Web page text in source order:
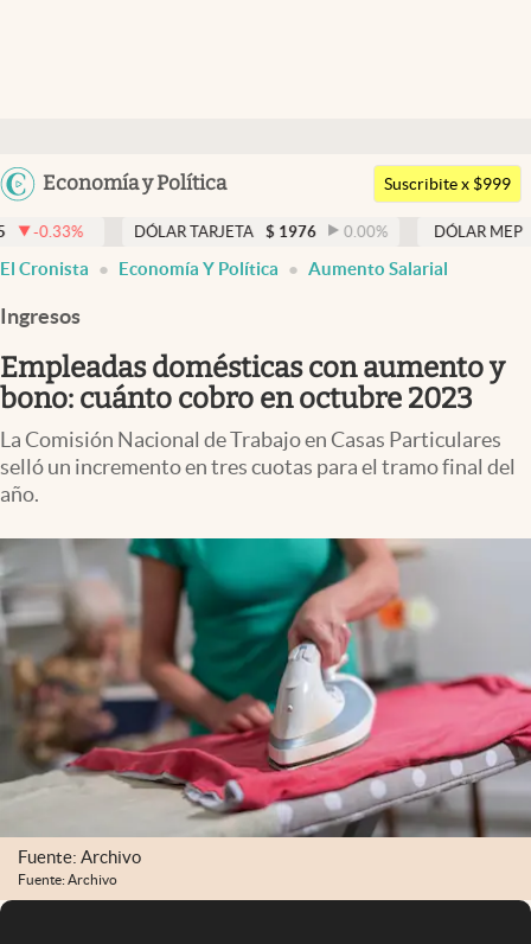
Argentina
Uruguay
Economía y Política
Members
Economía y Política
Finanzas y Mercados
Mercados Online
Negocios
Columnistas
Infotechnology
Clase
Mundial 2026
Eventos Corporativos
El Cronista Studio
abre en nueva pestaña
Argentina
Suscribite x $999
DÓLAR TARJETA $ 1976 0.00% DÓLAR MEP $ 1526,03
El Cronista Economía Y Política Aumento Salarial
Ingresos
Empleadas domésticas con aumento y
bono: cuánto cobro en octubre 2023
La Comisión Nacional de Trabajo en Casas Particulares
selló un incremento en tres cuotas para el tramo final del
año.
Fuente: Archivo
Fuente: Archivo